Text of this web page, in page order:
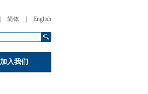
简体 English
加入我们